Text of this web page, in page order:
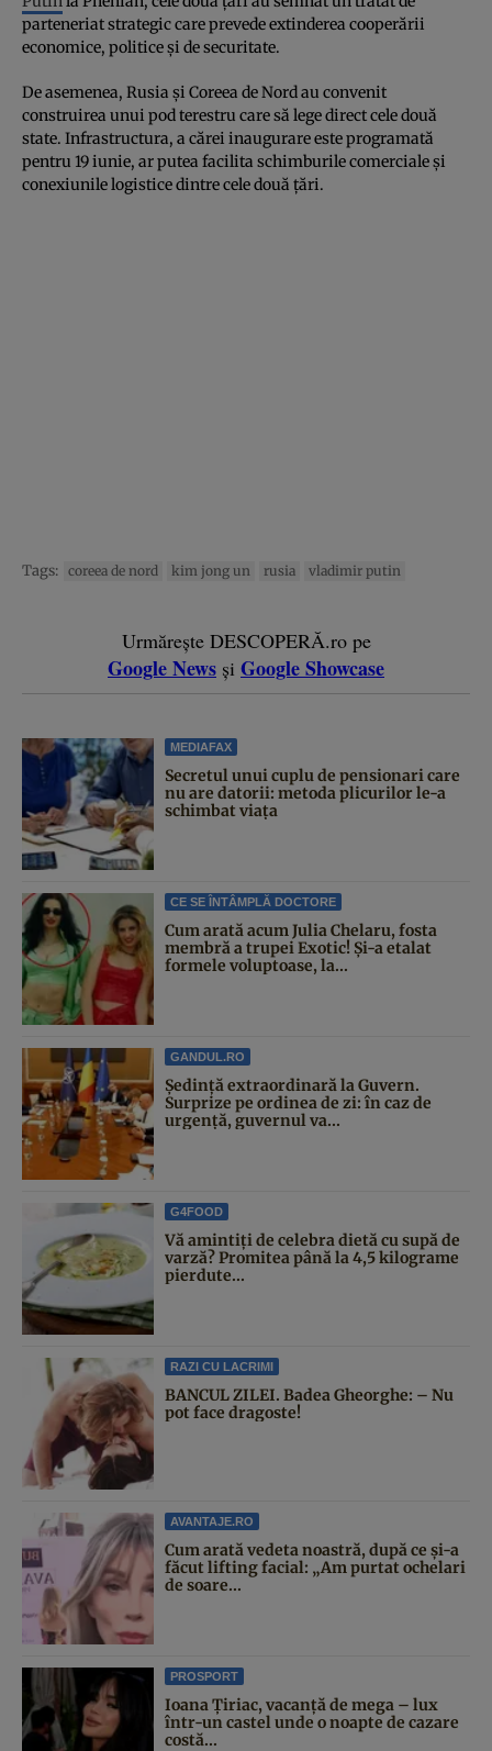
parteneriat strategic care prevede extinderea cooperării
economice, politice și de securitate.
De asemenea, Rusia și Coreea de Nord au convenit
construirea unui pod terestru care să lege direct cele două
state. Infrastructura, a cărei inaugurare este programată
pentru 19 iunie, ar putea facilita schimburile comerciale și
conexiunile logistice dintre cele două țări.
Tags: coreea de nord kim jong un rusia vladimir putin
Urmărește DESCOPERĂ.ro pe
Google News și Google Showcase
MEDIAFAX
Secretul unui cuplu de pensionari care
nu are datorii: metoda plicurilor le-a
schimbat viața
CE SE ÎNTÂMPLĂ DOCTORE
Cum arată acum Julia Chelaru, fosta
membră a trupei Exotic! Și-a etalat
formele voluptoase, la...
GANDUL.RO
Şedinţă extraordinară la Guvern.
Surprize pe ordinea de zi: în caz de
urgență, guvernul va...
G4FOOD
Vă amintiți de celebra dietă cu supă de
varză? Promitea până la 4,5 kilograme
pierdute...
RAZI CU LACRIMI
BANCUL ZILEI. Badea Gheorghe: – Nu
pot face dragoste!
AVANTAJE.RO
Cum arată vedeta noastră, după ce și-a
făcut lifting facial: „Am purtat ochelari
de soare...
PROSPORT
Ioana Țiriac, vacanță de mega – lux
într-un castel unde o noapte de cazare
costă...